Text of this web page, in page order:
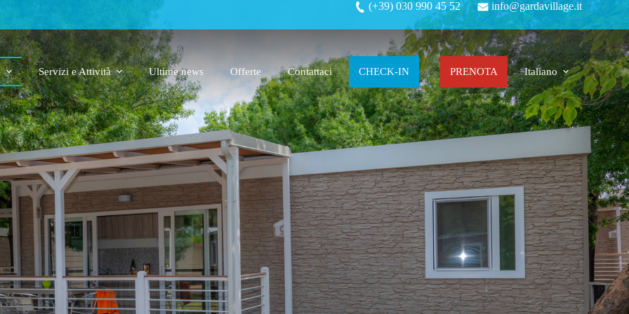
(+39) 030 990 45 52 info@gardavillage.it
Servizi e Attività Ultime news Offerte Contattaci CHECK-IN PRENOTA Italiano